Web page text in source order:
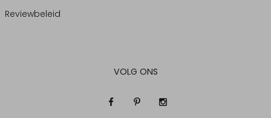
Reviewbeleid
VOLG ONS